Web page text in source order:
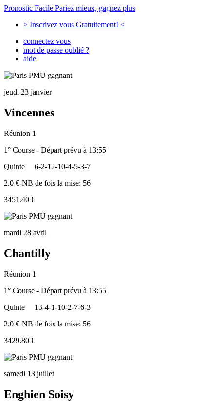
Pronostic Facile Pariez mieux, gagnez plus
> Inscrivez vous Gratuitement! <
connectez vous
mot de passe oublié ?
aide
jeudi 23 janvier
Vincennes
Réunion 1
1° Course - Départ prévu à 13:55
Quinte
6-2-12-10-4-5-3-7
2.0 €-NB de fois la mise: 56
3451.40 €
mardi 28 avril
Chantilly
Réunion 1
1° Course - Départ prévu à 13:55
Quinte
13-4-1-10-2-7-6-3
2.0 €-NB de fois la mise: 56
3429.80 €
samedi 13 juillet
Enghien Soisy